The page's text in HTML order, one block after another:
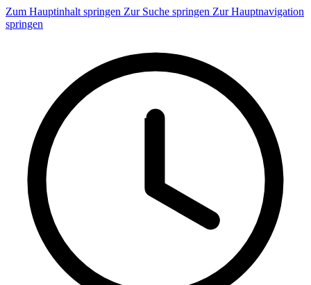
Zum Hauptinhalt springen Zur Suche springen Zur Hauptnavigation
springen